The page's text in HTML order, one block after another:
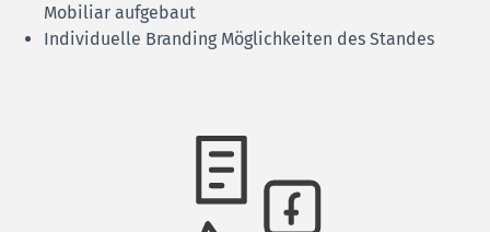
Mobiliar aufgebaut
Individuelle Branding Möglichkeiten des Standes